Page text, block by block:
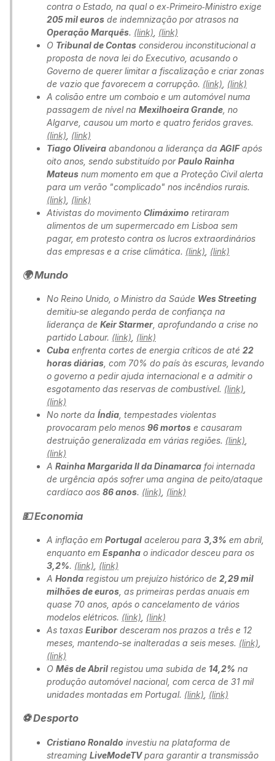
contra o Estado, na qual o ex‑Primeiro‑Ministro exige
205 mil euros de indemnização por atrasos na
Operação Marquês. (link) (link)
O Tribunal de Contas considerou inconstitucional a
proposta de nova lei do Executivo, acusando o
Governo de querer limitar a fiscalização e criar zonas
de vazio que favorecem a corrupção. (link) (link)
A colisão entre um comboio e um automóvel numa
passagem de nível na Mexilhoeira Grande , no
Algarve, causou um morto e quatro feridos graves.
(link) (link)
Tiago Oliveira abandonou a liderança da AGIFapós
oito anos, sendo substituído porPaulo Rainha
Mateus num momento em que a Proteção Civil alerta
para um verão "complicado" nos incêndios rurais.
(link) (link)
Ativistas do movimento Climáximo retiraram
alimentos de um supermercado em Lisboa sem
pagar, em protesto contra os lucros extraordinários
das empresas e a crise climática. (link) (link)
🌍 Mundo
No Reino Unido, o Ministro da Saúde Wes Streeting
demitiu-se alegando perda de confiança na
liderança de Keir Starmer , aprofundando a crise no
partido Labour. (link) (link)
Cuba enfrenta cortes de energia críticos de até 22
horas diárias , com 70% do país às escuras, levando
o governo a pedir ajuda internacional e a admitir o
esgotamento das reservas de combustível. (link)
(link)
No norte da Índia , tempestades violentas
provocaram pelo menos 96 mortos e causaram
destruição generalizada em várias regiões. (link)
(link)
A Rainha Margarida II da Dinamarca foi internada
de urgência após sofrer uma angina de peito/ataque
cardíaco aos 86 anos. (link) (link)
💵 Economia
A inflação em Portugal acelerou para 3,3% em abril,
enquanto em Espanha o indicador desceu para os
3,2%. (link) (link)
A Honda registou um prejuízo histórico de 2,29 mil
milhões de euros , as primeiras perdas anuais em
quase 70 anos, após o cancelamento de vários
modelos elétricos. (link) (link)
As taxas Euribor desceram nos prazos a três e 12
meses, mantendo-se inalteradas a seis meses. (link)
(link)
O Mês de Abril registou uma subida de 14,2% na
produção automóvel nacional, com cerca de 31 mil
unidades montadas em Portugal. (link) (link)
⚽ Desporto
Cristiano Ronaldo investiu na plataforma de
streaming LiveModeTVpara garantir a transmissão